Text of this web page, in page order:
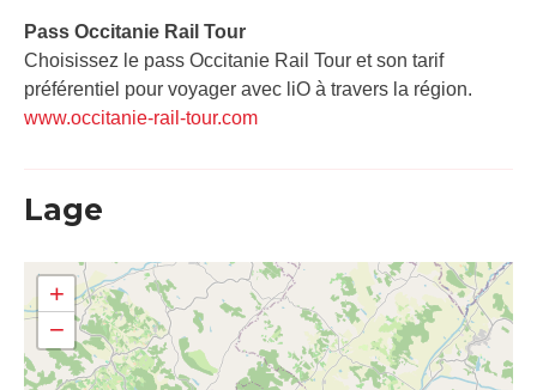
Pass Occitanie Rail Tour​
Choisissez le pass Occitanie Rail Tour et son tarif
préférentiel pour voyager avec liO à travers la région.
www.occitanie-rail-tour.com
Lage
+
−